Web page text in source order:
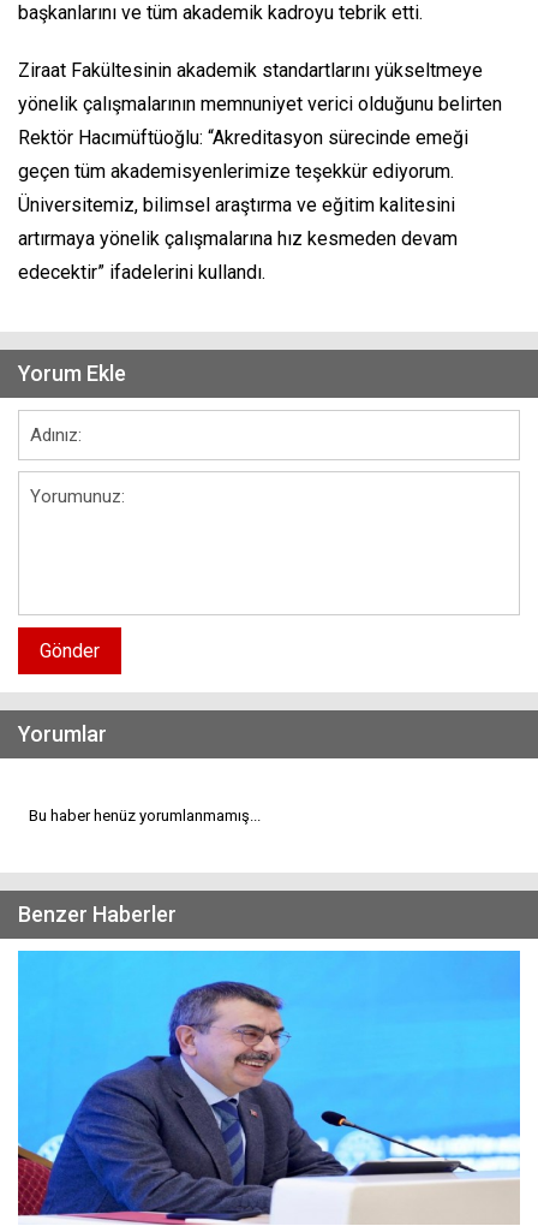
başkanlarını ve tüm akademik kadroyu tebrik etti.
Ziraat Fakültesinin akademik standartlarını yükseltmeye
yönelik çalışmalarının memnuniyet verici olduğunu belirten
Rektör Hacımüftüoğlu: “Akreditasyon sürecinde emeği
geçen tüm akademisyenlerimize teşekkür ediyorum.
Üniversitemiz, bilimsel araştırma ve eğitim kalitesini
artırmaya yönelik çalışmalarına hız kesmeden devam
edecektir” ifadelerini kullandı.
Yorum Ekle
Gönder
Yorumlar
Bu haber henüz yorumlanmamış...
Benzer Haberler